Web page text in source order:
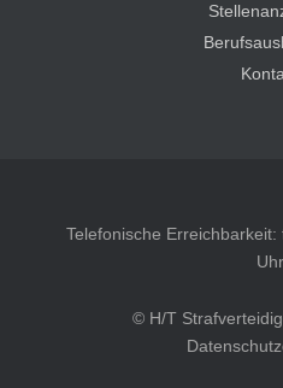
Telefonische
Uhr
© H/T